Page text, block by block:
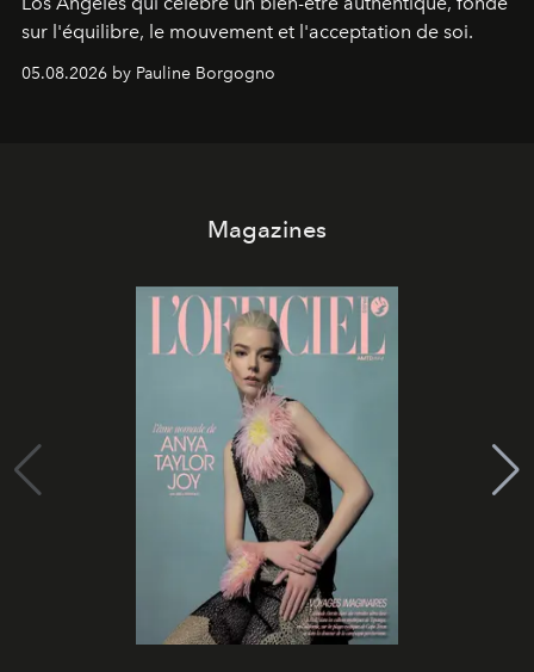
sur l'équilibre, le mouvement et l'acceptation de soi.
05.08.2026 by Pauline Borgogno
Magazines